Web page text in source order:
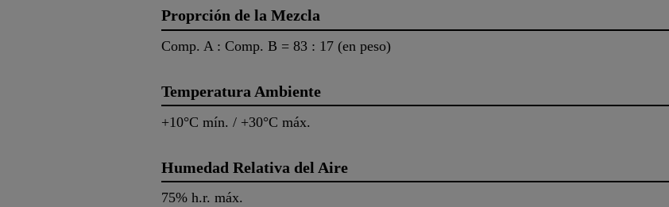
Proprción de la Mezcla
Comp. A : Comp. B = 83 : 17 (en peso)
Temperatura Ambiente
+10°C mín. / +30°C máx.
Humedad Relativa del Aire
75% h.r. máx.